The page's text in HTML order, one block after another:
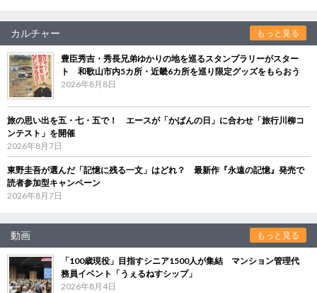
カルチャー もっと見る
豊臣秀吉・秀長兄弟ゆかりの地を巡るスタンプラリーがスター
ト 和歌山市内5カ所・近畿6カ所を巡り限定グッズをもらおう
2026年8月8日
旅の思い出を五・七・五で！ エースが「かばんの日」に合わせ「旅行川柳コ
ンテスト」を開催
2026年8月7日
東野圭吾が選んだ「記憶に残る一文」はどれ？ 最新作『永遠の記憶』発売で
読者参加型キャンペーン
2026年8月7日
動画 もっと見る
「100歳現役」目指すシニア1500人が集結 マンション管理代
務員イベント「うぇるねすシップ」
2026年8月4日